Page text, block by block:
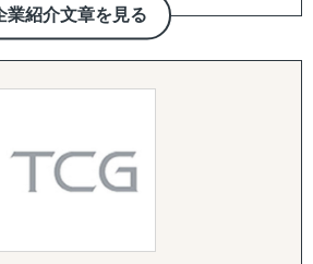
業紹介文章を見る
ます。
を見極めるゼロ→イチの意思決定か
スタッフ300人以上配置。進出後も